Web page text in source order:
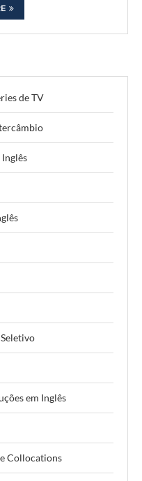
de TV
em Inglês
Collocations